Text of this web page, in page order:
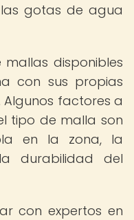
gotas de agua
mallas disponibles
con sus propias
factores a
tipo de malla son
en la zona, la
durabilidad del
con expertos en